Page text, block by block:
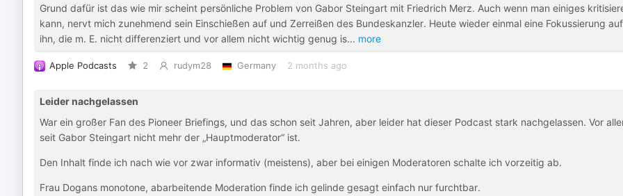
Grund dafür ist das wie mir scheint persönliche Problem von Gabor Steingart mit Friedrich Merz. Auch wenn man einiges
kann, nervt mich zunehmend sein Einschießen auf und Zerreißen des Bundeskanzler. Heute wieder einmal eine Fokussierung auf
ihn, die m. E. nicht differenziert und vor allem nicht wichtig genug is... more
Apple Podcasts 2 rudym28 Germany 2 months ago
Leider nachgelassen
War ein großer Fan des Pioneer Briefings, und das schon seit Jahren, aber leider hat dieser Podcast stark nachgelassen. Vor
seit Gabor Steingart nicht mehr der „Hauptmoderator“ ist.
Den Inhalt finde ich nach wie vor zwar informativ (meistens), aber bei einigen Moderatoren schalte ich vorzeitig ab.
Frau Dogans monotone, abarbeitende Moderation finde ich gelinde gesagt einfach nur furchtbar.